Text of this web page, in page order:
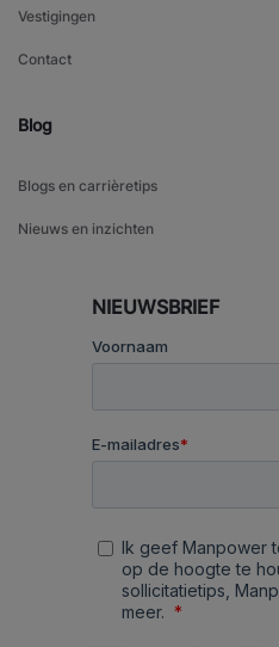
Vestigingen
Contact
Blog
Blogs en carrièretips
Nieuws en inzichten
NIEUWSBRIEF